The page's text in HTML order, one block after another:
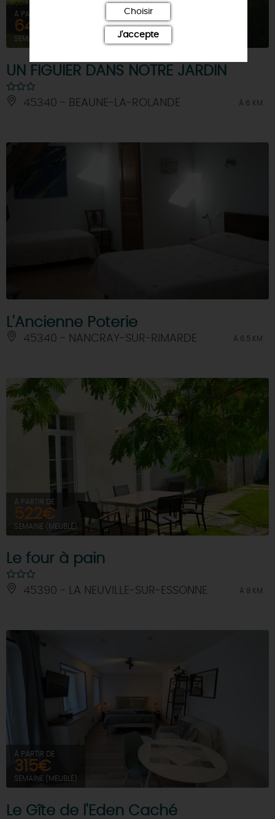
À PARTIR DE
643,1€
SEMAINE (MEUBLÉ)
UN FIGUIER DANS NOTRE JARDIN
45340 - BEAUNE-LA-ROLANDE À 6 KM
L'Ancienne Poterie
45340 - NANCRAY-SUR-RIMARDE À 6.5 KM
À PARTIR DE
522€
SEMAINE (MEUBLÉ)
Le four à pain
45390 - LA NEUVILLE-SUR-ESSONNE À 8 KM
À PARTIR DE
315€
SEMAINE (MEUBLÉ)
Le Gîte de l'Eden Caché
Choisir
J'accepte